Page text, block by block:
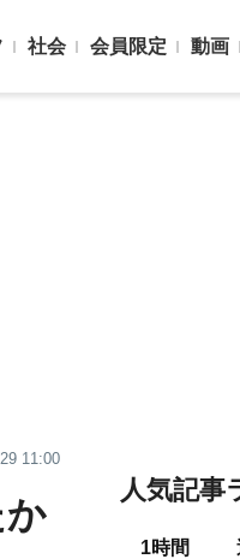
社会 会員限定 動画
11:00
人気記事
1時間